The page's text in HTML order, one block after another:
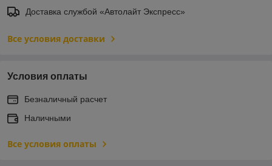
Доставка службой «Автолайт Экспресс»
Все условия доставки
Условия оплаты
Безналичный расчет
Наличными
Все условия оплаты